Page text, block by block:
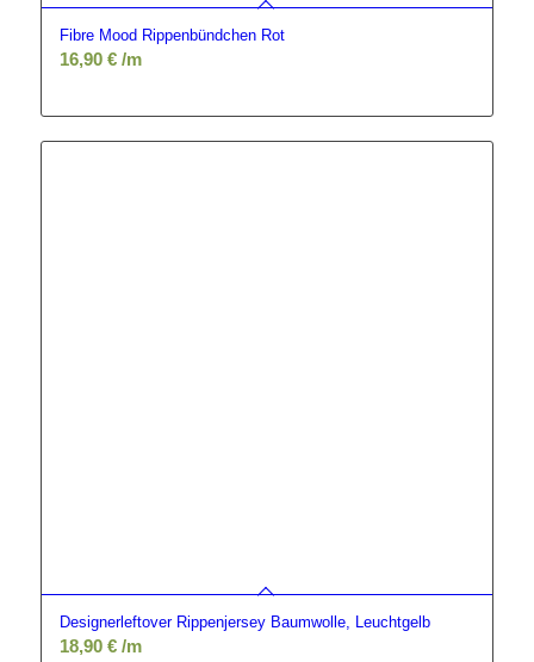
Fibre Mood Rippenbündchen Rot
16,90 €/m
Designerleftover Rippenjersey Baumwolle, Leuchtgelb
18,90 €/m